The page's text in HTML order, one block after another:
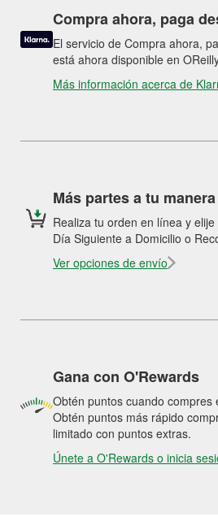
Compra ahora, paga
El servicio de Compra ahora,
está ahora disponible en
Más información acerca de
Más partes a tu manera
Realiza tu orden en línea y
Día Siguiente a Domicilio o
Ver opciones de envío
Gana con O'Rewards
Obtén puntos cuando compres
Obtén puntos más rápido
limitado con puntos extras.
Únete a O'Rewards o inicia